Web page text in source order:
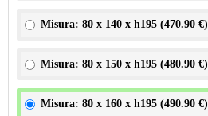
Misura: 80 x 140 x h195 (470.90 €)
Misura: 80 x 150 x h195 (480.90 €)
Misura: 80 x 160 x h195 (490.90 €)